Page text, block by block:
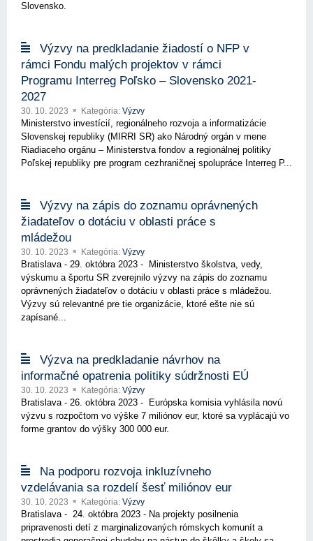
Slovensko.
Výzvy na predkladanie žiadostí o NFP v
rámci Fondu malých projektov v rámci
Programu Interreg Poľsko – Slovensko 2021-
2027
30. 10. 2023 Kategória: Výzvy
Ministerstvo investícií, regionálneho rozvoja a informatizácie
Slovenskej republiky (MIRRI SR) ako Národný orgán v mene
Riadiaceho orgánu – Ministerstva fondov a regionálnej politiky
Poľskej republiky pre program cezhraničnej spolupráce Interreg P...
Výzvy na zápis do zoznamu oprávnených
žiadateľov o dotáciu v oblasti práce s
mládežou
30. 10. 2023 Kategória: Výzvy
Bratislava - 29. októbra 2023 - Ministerstvo školstva, vedy,
výskumu a športu SR zverejnilo výzvy na zápis do zoznamu
oprávnených žiadateľov o dotáciu v oblasti práce s mládežou.
Výzvy sú relevantné pre tie organizácie, ktoré ešte nie sú
zapísané...
Výzva na predkladanie návrhov na
informačné opatrenia politiky súdržnosti EÚ
30. 10. 2023 Kategória: Výzvy
Bratislava - 26. októbra 2023 - Európska komisia vyhlásila novú
výzvu s rozpočtom vo výške 7 miliónov eur, ktoré sa vyplácajú vo
forme grantov do výšky 300 000 eur.
Na podporu rozvoja inkluzívneho
vzdelávania sa rozdelí šesť miliónov eur
30. 10. 2023 Kategória: Výzvy
Bratislava - 24. októbra 2023 - Na projekty posilnenia
pripravenosti detí z marginalizovaných rómskych komunít a